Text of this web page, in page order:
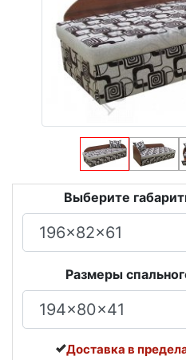
Выберите
Размеры
Доставка в